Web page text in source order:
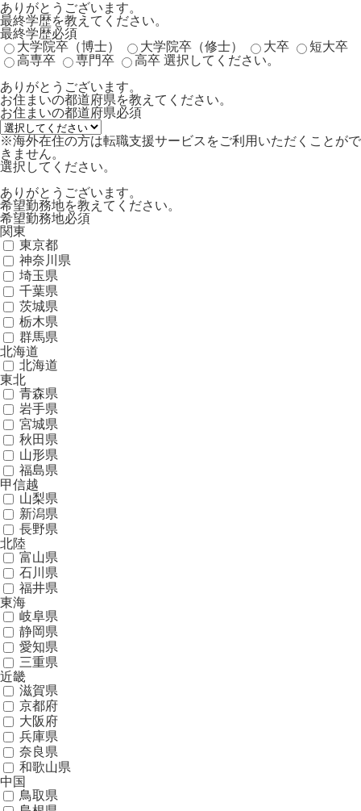
ありがとうございます。
最終学歴を教えてください。
最終学歴必須
大学院卒（博士）
大学院卒（修士） 大卒
短大卒
高専卒
専門卒 高卒 選択してください。
ありがとうございます。
お住まいの都道府県を教えてください。
お住まいの都道府県必須
※海外在住の方は転職支援サービスをご利用いただくことがで
きません。
選択してください。
ありがとうございます。
希望勤務地を教えてください。
希望勤務地必須
関東
東京都
神奈川県
埼玉県
千葉県
茨城県
栃木県
群馬県
北海道
北海道
東北
青森県
岩手県
宮城県
秋田県
山形県
福島県
甲信越
山梨県
新潟県
長野県
北陸
富山県
石川県
福井県
東海
岐阜県
静岡県
愛知県
三重県
近畿
滋賀県
京都府
大阪府
兵庫県
奈良県
和歌山県
中国
鳥取県